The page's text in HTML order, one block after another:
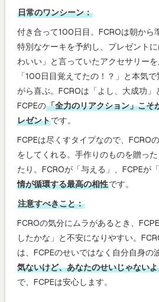
日常のワンシーン：
付き合って100日目。FCROは朝から
特別なケーキを予約し、プレゼント
わいい」と言っていたアクセサリー
「100日目覚えてたの！？」と本気
がら喜ぶ。FCROは「よし、大成功」
FCPEの「全力のリアクション」こそ
レゼントです。
FCPEは尽くすタイプなので、FCRO
をしてくれる。手作りのものを贈っ
たり。FCROが「与える」、FCPEが
情が循環する最高の相性です。
注意すべきこと：
FCROの気分にムラがあるとき、
したかな」と不安になりやすい。
は、FCPEのせいではなく自分自身の波
気ないけど、あなたのせいじゃない
で、FCPEは安心します。